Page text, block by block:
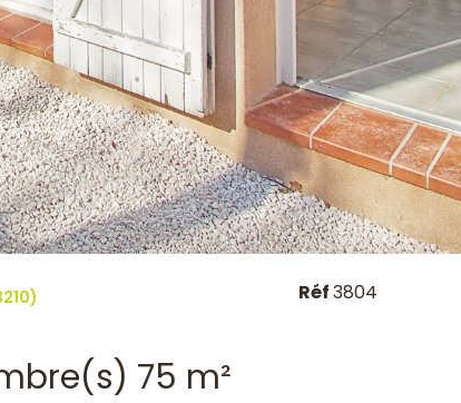
Villa 4 pièce(s) 3 chambre(s) 75 m²
Réf3804